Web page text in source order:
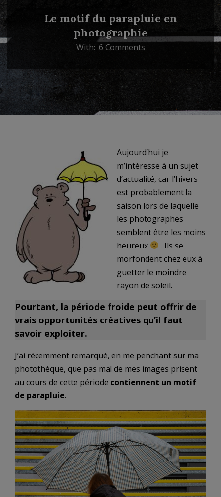
Le motif du parapluie en
photographie
With: 6 Comments
Aujourd’hui je
m’intéresse à un sujet
d’actualité, car l’hivers
est probablement la
saison lors de laquelle
les photographes
semblent être les moins
heureux
. Ils se
morfondent chez eux à
guetter le moindre
rayon de soleil.
Pourtant, la période froide peut offrir de
vrais opportunités créatives qu’il faut
savoir exploiter.
J’ai récemment remarqué, en me penchant sur ma
photothèque, que pas mal de mes images prisent
au cours de cette période contiennent un motif
de parapluie.